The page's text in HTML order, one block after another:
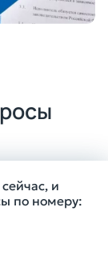
и
по номеру: